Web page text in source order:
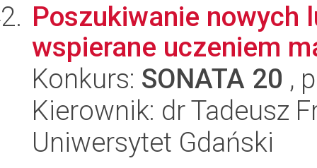
Poszukiwanie nowych
wspierane uczeniem
Konkurs: SONATA 20 ,
Kierownik: dr Tadeusz
Uniwersytet Gdański